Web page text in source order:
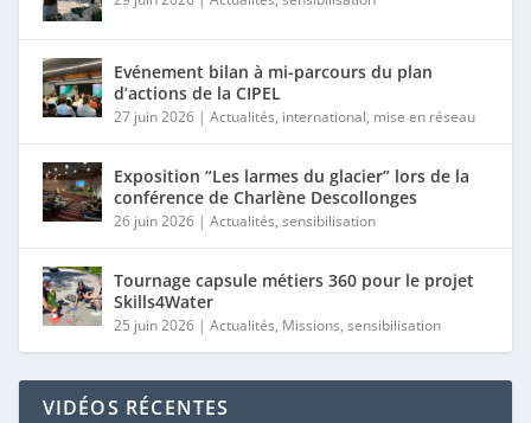
Evénement bilan à mi-parcours du plan
d’actions de la CIPEL
27 juin 2026| Actualités, international, mise en réseau
Exposition “Les larmes du glacier” lors de la
conférence de Charlène Descollonges
26 juin 2026| Actualités, sensibilisation
Tournage capsule métiers 360 pour le projet
Skills4Water
25 juin 2026| Actualités, Missions, sensibilisation
VIDÉOS RÉCENTES